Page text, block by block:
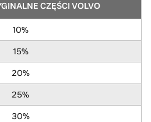
CZĘŚCI VOLVO
10%
15%
20%
25%
30%